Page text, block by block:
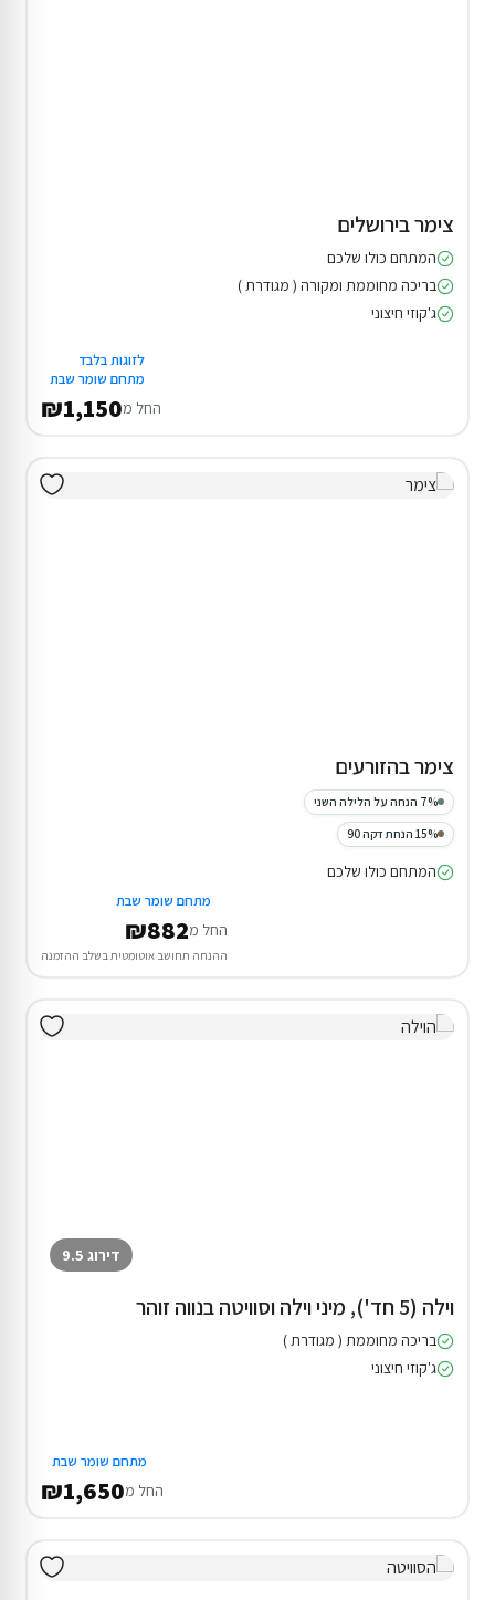
צימר בירושלים
המתחם כולו שלכם
בריכה מחוממת ומקורה ( מגודרת )
ג'קוזי חיצוני
לזוגות בלבד
מתחם שומר שבת
החל מ₪1,150
צימר בהזורעים
7% הנחה על הלילה השני
15% הנחת דקה 90
המתחם כולו שלכם
מתחם שומר שבת
החל מ₪882
ההנחה תחושב אוטומטית בשלב ההזמנה
דירוג 9.5
וילה (5 חד'), מיני וילה וסוויטה בנווה זוהר
בריכה מחוממת ( מגודרת )
ג'קוזי חיצוני
מתחם שומר שבת
החל מ₪1,650